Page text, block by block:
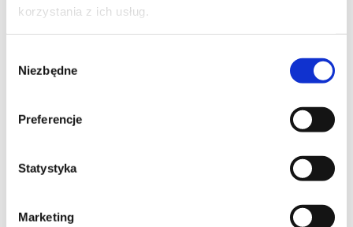
korzystania z ich usług.
zgody
Niezbędne
Preferencje
Statystyka
Marketing
RECENT
COMMENTS